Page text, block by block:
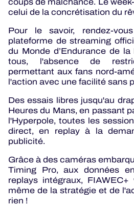
celui de la concrétisation du
Pour le savoir, rendez-
plateforme de streaming
du Monde d’Endurance de
tous, l'absence de
permettant aux fans nord-
l'action avec une facilité sans
Des essais libres jusqu'au
Heures du Mans, en passant
l'Hyperpole, toutes les
direct, en replay à la
publicité.
Grâce à des caméras
Timing Pro, aux données
replays intégraux,
même de la stratégie et de
rien !